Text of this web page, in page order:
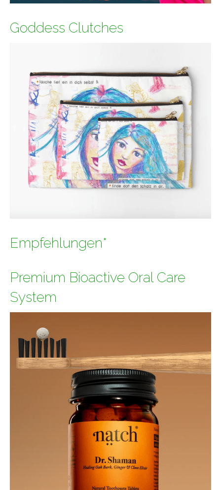
Goddess Clutches
Empfehlungen*
Premium Bioactive Oral Care
System